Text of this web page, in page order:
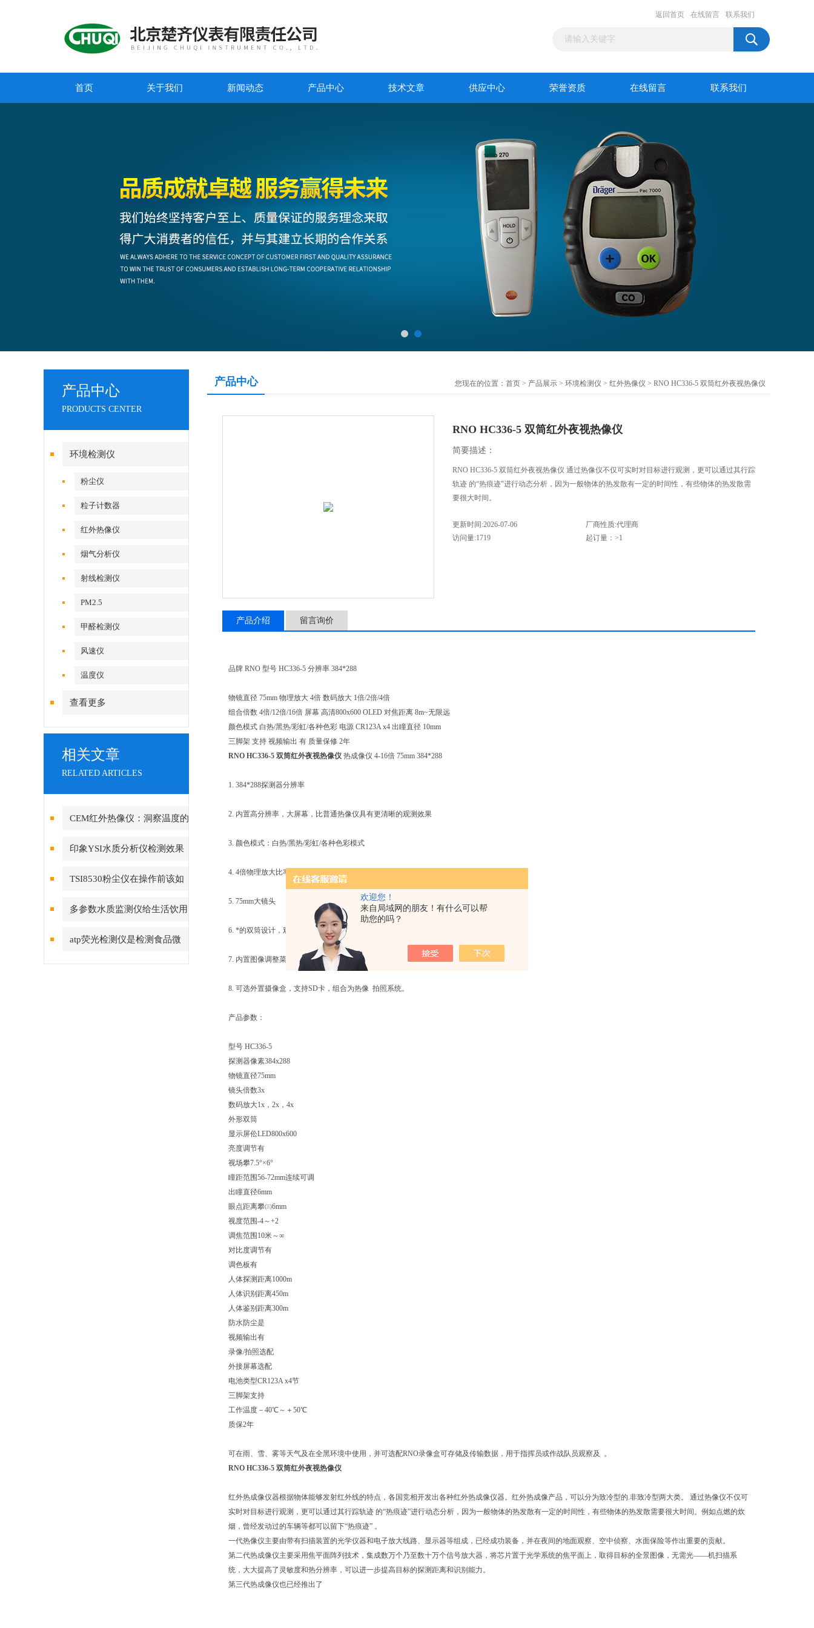
欢迎您！
来自局域网的朋友！有什么可以帮
助您的吗？
返回首页 在线留言 联系我们
首页 关于我们 新闻动态 产品中心 技术文章 供应中心 荣誉资质 在线留言 联系我们
产品中心
PRODUCTS CENTER
环境检测仪
粉尘仪
粒子计数器
红外热像仪
烟气分析仪
射线检测仪
PM2.5
甲醛检测仪
风速仪
温度仪
查看更多
相关文章
RELATED ARTICLES
CEM红外热像仪：洞察温度的
视觉先锋
印象YSI水质分析仪检测效果
的因素有很多种，一起来看看把
TSI8530粉尘仪在操作前该如
何预热？
多参数水质监测仪给生活饮用
水带来的用处
atp荧光检测仪是检测食品微
生物的一款比价实用的仪器
产品中心 您现在的位置： 首页 > 产品展示 > 环境检测仪 > 红外热像仪 > RNO HC336-5 双筒红外夜视热像仪
RNO HC336-5 双筒红外夜视热像仪
简要描述：
RNO HC336-5 双筒红外夜视热像仪 通过热像仪不仅可实时对目标进行观测，更可以通过其行踪
轨迹 的“热痕迹"进行动态分析，因为一般物体的热发散有一定的时间性，有些物体的热发散需
要很大时间。
更新时间:2026-07-06
厂商性质:代理商
访问量:1719
起订量：>1
产品介绍 留言询价
品牌 RNO 型号 HC336-5 分辨率 384*288
物镜直径 75mm 物理放大 4倍 数码放大 1倍/2倍/4倍
组合倍数 4倍/12倍/16倍 屏幕 高清800x600 OLED 对焦距离 8m~无限远
颜色模式 白热/黑热/彩虹/各种色彩 电源 CR123A x4 出瞳直径 10mm
三脚架 支持 视频输出 有 质量保修 2年
RNO HC336-5 双筒红外夜视热像仪 热成像仪 4-16倍 75mm 384*288
1. 384*288探测器分辨率
2. 内置高分辨率，大屏幕，比普通热像仪具有更清晰的观测效果
3. 颜色模式：白热/黑热/彩虹/各种色彩模式
4. 4倍物理放大比率，大4倍数码放大倍率， 可以达到16倍放大。
5. 75mm大镜头
6. *的双筒设计，观测更方便
7. 内置图像调整菜单，可以随意调整图像的亮度等参数，适合各种环境使用。
8. 可选外置摄像盒，支持SD卡，组合为热像 拍照系统。
产品参数：
型号 HC336-5
探测器像素384x288
物镜直径75mm
镜头倍数3x
数码放大1x，2x，4x
外形双筒
显示屏伀LED800x600
亮度调节有
视场攀7.5°×6°
瞳距范围56-72mm连续可调
出瞳直径6mm
眼点距离攀㈢6mm
视度范围-4～+2
调焦范围10米～∞
对比度调节有
调色板有
人体探测距离1000m
人体识别距离450m
人体鉴别距离300m
防水防尘是
视频输出有
录像/拍照选配
外接屏幕选配
电池类型CR123A x4节
三脚架支持
工作温度－40℃～＋50℃
质保2年
可在雨、雪、雾等天气及在全黑环境中使用，并可选配RNO录像盒可存储及传输数据，用于指挥员或作战队员观察及 。
RNO HC336-5 双筒红外夜视热像仪
红外热成像仪器根据物体能够发射红外线的特点，各国竞相开发出各种红外热成像仪器。红外热成像产品，可以分为致冷型的.非致冷型两大类。 通过热像仪不仅可
实时对目标进行观测，更可以通过其行踪轨迹 的“热痕迹”进行动态分析，因为一般物体的热发散有一定的时间性，有些物体的热发散需要很大时间。例如点燃的炊
烟，曾经发动过的车辆等都可以留下“热痕迹” 。
一代热像仪主要由带有扫描装置的光学仪器和电子放大线路、显示器等组成，已经成功装备，并在夜间的地面观察、空中侦察、水面保险等作出重要的贡献。
第二代热成像仪主要采用焦平面阵列技术，集成数万个乃至数十万个信号放大器，将芯片置于光学系统的焦平面上，取得目标的全景图像，无需光——机扫描系
统，大大提高了灵敏度和热分辨率，可以进一步提高目标的探测距离和识别能力。
第三代热成像仪也已经推出了